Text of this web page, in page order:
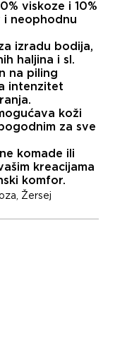
viskoze i 10%
i neophodnu
izradu bodija,
haljina i sl.
na piling
intenzitet
koži
za sve
komade ili
kreacijama
komfor.
, Žersej